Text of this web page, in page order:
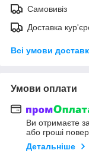
Самовивіз
Доставка
Всі умови
Умови оплати
Ви отримаєте
або гроші
Детальніше